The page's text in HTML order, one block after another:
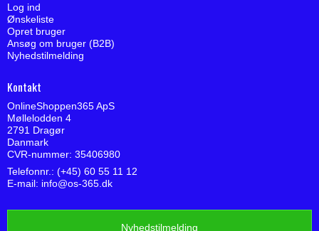
Log ind
Ønskeliste
Opret bruger
Ansøg om bruger (B2B)
Nyhedstilmelding
Kontakt
OnlineShoppen365 ApS
Møllelodden 4
2791 Dragør
Danmark
CVR-nummer: 35406980
Telefonnr.: (+45) 60 55 11 12
E-mail: info@os-365.dk
Nyhedstilmelding